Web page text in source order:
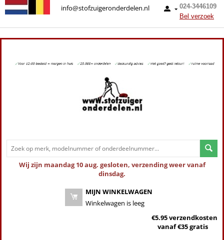
024-3446109
Bel verzoek
info@stofzuigeronderdelen.nl
Wij zijn maandag 10 aug. gesloten, verzending weer vanaf
dinsdag.
MIJN WINKELWAGEN
Winkelwagen is leeg
€5.95 verzendkosten
vanaf €35 gratis